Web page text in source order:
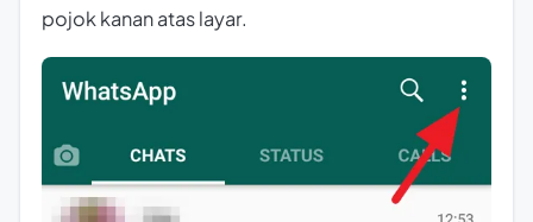
pojok kanan atas layar.